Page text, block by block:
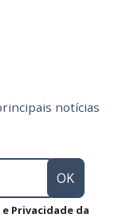
notícias
Privacidade da